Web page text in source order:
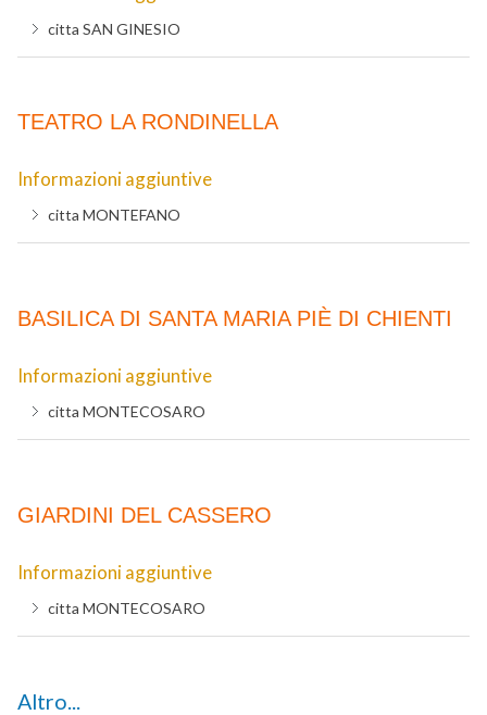
citta SAN GINESIO
TEATRO LA RONDINELLA
Informazioni aggiuntive
citta MONTEFANO
BASILICA DI SANTA MARIA PIÈ DI CHIENTI
Informazioni aggiuntive
citta MONTECOSARO
GIARDINI DEL CASSERO
Informazioni aggiuntive
citta MONTECOSARO
Altro...